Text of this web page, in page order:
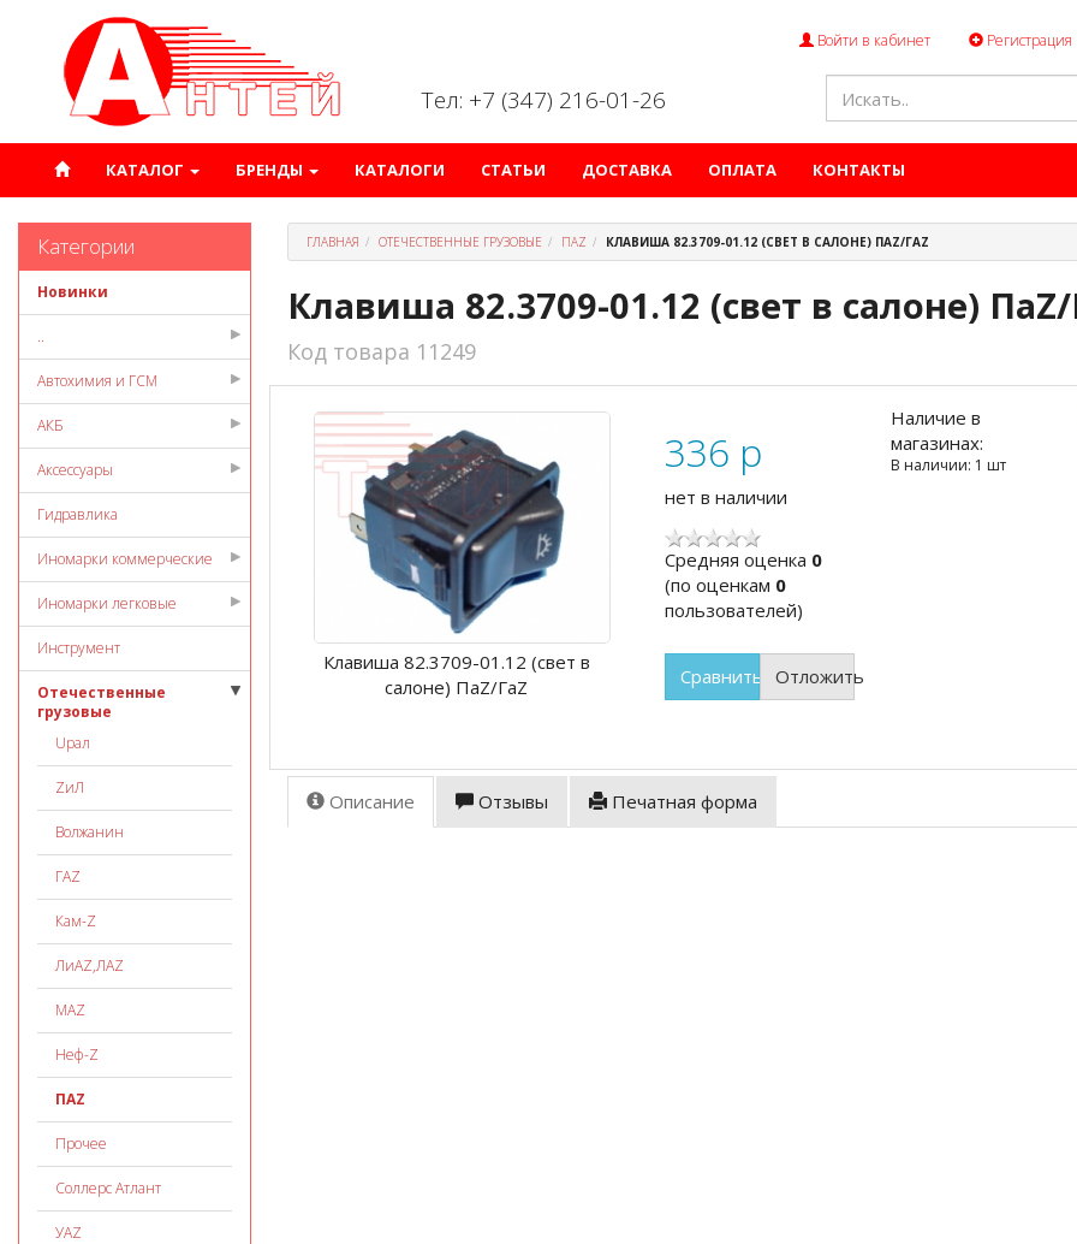
Войти в кабинет Регистрация
Тел: +7 (347) 216-01-26
КАТАЛОГ БРЕНДЫ КАТАЛОГИ СТАТЬИ ДОСТАВКА ОПЛАТА КОНТАКТЫ
Категории
Новинки
..
Автохимия и ГСМ
АКБ
Аксессуары
Гидравлика
Иномарки коммерческие
Иномарки легковые
Инструмент
Отечественные
грузовые
Uрал
ZиЛ
Волжанин
ГАZ
Кам-Z
ЛиАZ,ЛАZ
МАZ
Неф-Z
ПАZ
Прочее
Соллерс Атлант
УАZ
ГЛАВНАЯ ОТЕЧЕСТВЕННЫЕ ГРУЗОВЫЕ ПАZ КЛАВИША 82.3709-01.12 (СВЕТ В САЛОНЕ) ПАZ/ГАZ
Клавиша 82.3709-01.12 (свет в салоне) ПаZ/
Код товара 11249
Клавиша 82.3709-01.12 (свет в
салоне) ПаZ/ГаZ
336 p
нет в наличии
Cредняя оценка 0
(по оценкам 0
пользователей)
Сравнить Отложить
Наличие в
магазинах:
В наличии: 1 шт
Описание Отзывы Печатная форма